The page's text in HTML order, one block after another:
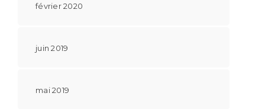
février 2020
juin 2019
mai 2019